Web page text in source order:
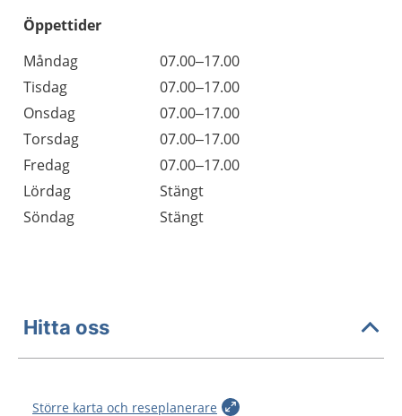
Öppettider
Dag
Öppettider
Kommentarer
Måndag
07.00–17.00
Tisdag
07.00–17.00
Onsdag
07.00–17.00
Torsdag
07.00–17.00
Fredag
07.00–17.00
Lördag
Stängt
Söndag
Stängt
Hitta oss
Större karta och reseplanerare